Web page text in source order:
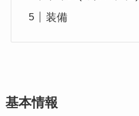
装備
基本情報